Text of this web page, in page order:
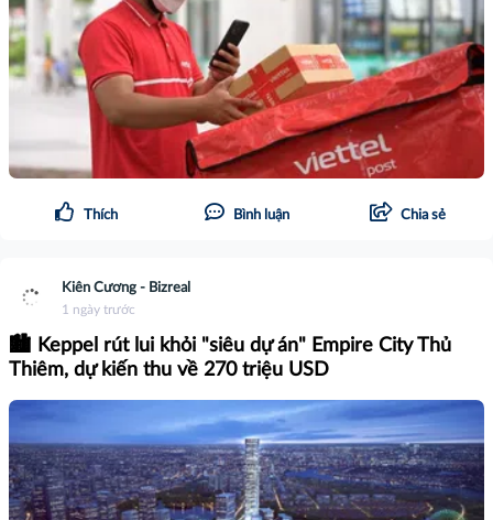
Thích Bình luận Chia sẻ
Kiên Cương - Bizreal
1 ngày trước
🏙️ Keppel rút lui khỏi "siêu dự án" Empire City Thủ
Thiêm, dự kiến thu về 270 triệu USD